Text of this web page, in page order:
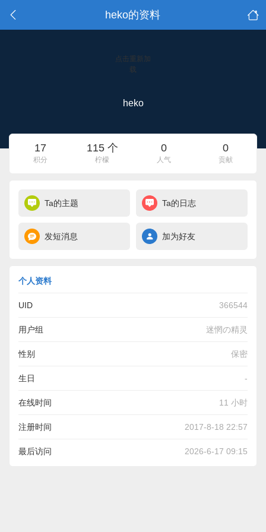
heko的资料
点击重新加
载
heko
17
积分
115 个
柠檬
0
人气
0
贡献
Ta的主题 Ta的日志
发短消息 加为好友
个人资料
UID 366544
用户组 迷惘の精灵
性别 保密
生日 -
在线时间 11 小时
注册时间 2017-8-18 22:57
最后访问 2026-6-17 09:15